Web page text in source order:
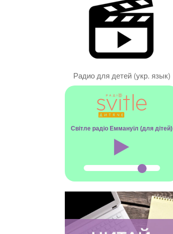
Радио для детей (укр. язык)
Світле радіо Еммануїл (для дітей)